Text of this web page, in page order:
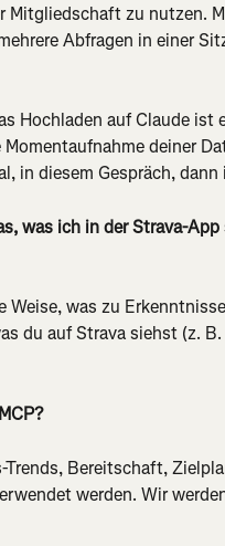
Mitgliedschaft zu nutzen.
Abfragen in einer
Hochladen auf Claude ist
deiner
in diesem Gespräch, dann
was ich in der Strava-App
Weise, was zu
du auf Strava siehst (z. B.
Bereitschaft,
werden. Wir